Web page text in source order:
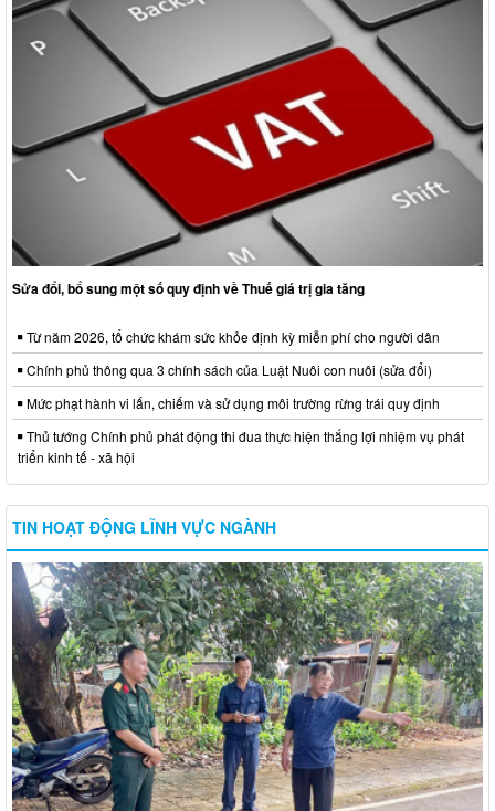
Sửa đổi, bổ sung một số quy định về Thuế giá trị gia tăng
Từ năm 2026, tổ chức khám sức khỏe định kỳ miễn phí cho người dân
Chính phủ thông qua 3 chính sách của Luật Nuôi con nuôi (sửa đổi)
Mức phạt hành vi lấn, chiếm và sử dụng môi trường rừng trái quy định
Thủ tướng Chính phủ phát động thi đua thực hiện thắng lợi nhiệm vụ phát
triển kinh tế - xã hội
TIN HOẠT ĐỘNG LĨNH VỰC NGÀNH